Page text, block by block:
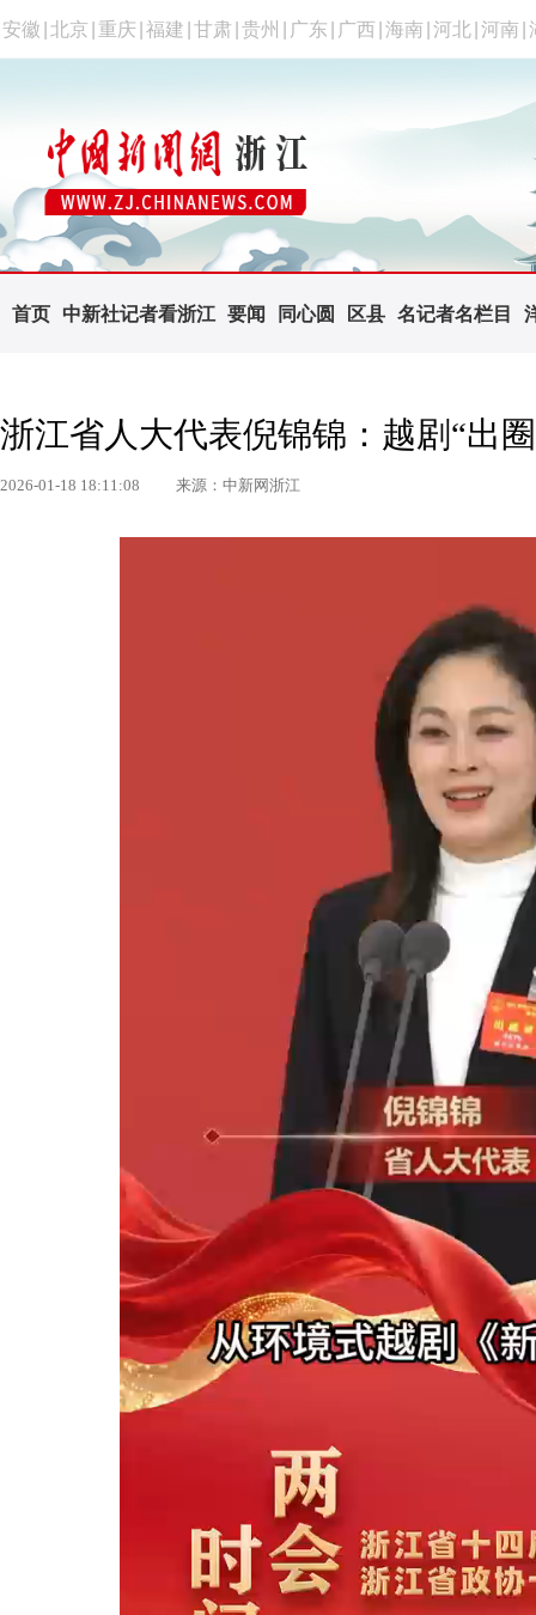
安徽 北京 重庆 福建 甘肃 贵州 广东 广西 海南 河北 河南
首页 中新社记者看浙江 要闻 同心圆 区县 名记者名栏目
浙江省人大代表倪锦锦：越剧“出
2026-01-18 18:11:08 来源：中新网浙江